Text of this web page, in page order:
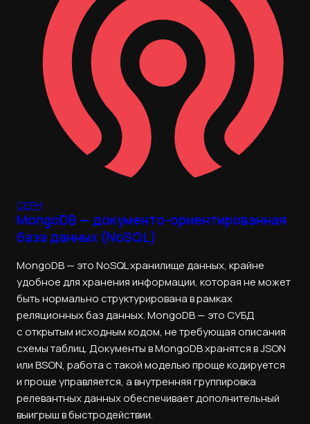
CEPH
MongoDB — документо-ориентированная
база данных (NoSQL)
MongoDB — это NoSQL хранилище данных, крайне
удобное для хранения информации, которая не может
быть нормально структурирована в рамках
реляционных баз данных. MongoDB — это СУБД
с открытым исходным кодом, не требующая описания
схемы таблиц. Документы в MongoDB хранятся в JSON
или BSON, работа с такой моделью проще кодируется
и проще управляется, а внутренняя группировка
релевантных данных обеспечивает дополнительный
выигрыш в быстродействии.